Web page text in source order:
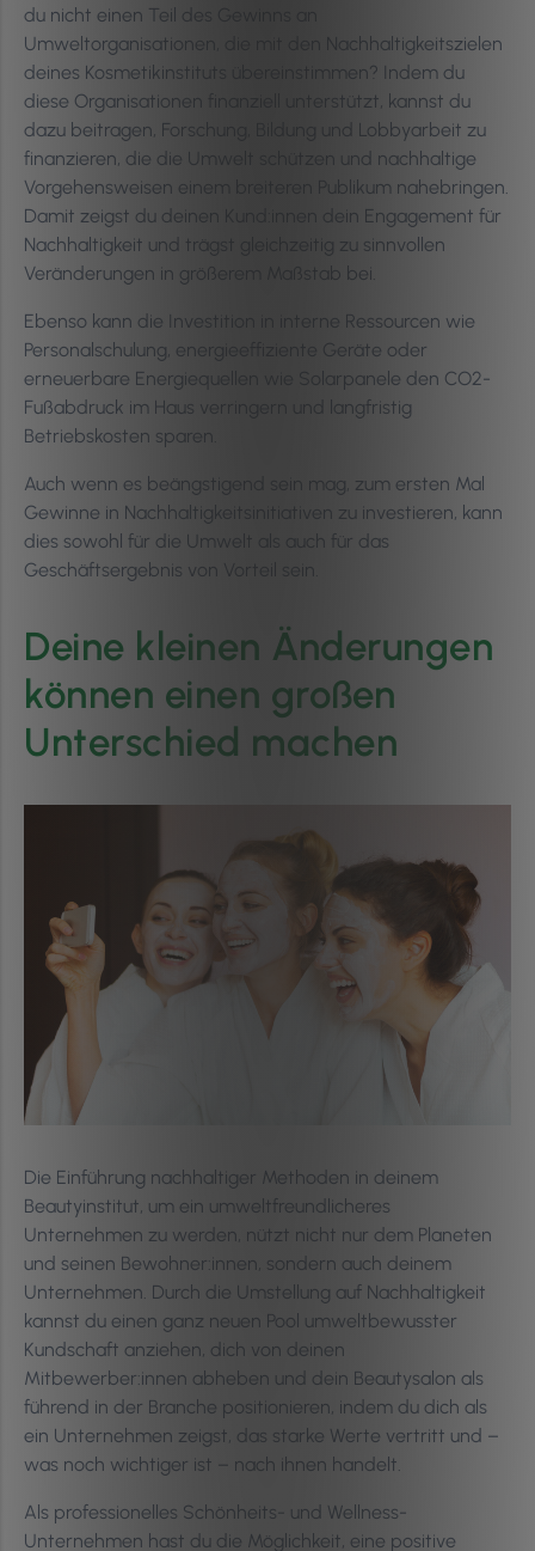
du nicht einen Teil des Gewinns an
Umweltorganisationen, die mit den Nachhaltigkeitszielen
deines Kosmetikinstituts übereinstimmen? Indem du
diese Organisationen finanziell unterstützt, kannst du
dazu beitragen, Forschung, Bildung und Lobbyarbeit zu
finanzieren, die die Umwelt schützen und nachhaltige
Vorgehensweisen einem breiteren Publikum nahebringen.
Damit zeigst du deinen Kund:innen dein Engagement für
Nachhaltigkeit und trägst gleichzeitig zu sinnvollen
Veränderungen in größerem Maßstab bei.
Ebenso kann die Investition in interne Ressourcen wie
Personalschulung, energieeffiziente Geräte oder
erneuerbare Energiequellen wie Solarpanele den CO2-
Fußabdruck im Haus verringern und langfristig
Betriebskosten sparen.
Auch wenn es beängstigend sein mag, zum ersten Mal
Gewinne in Nachhaltigkeitsinitiativen zu investieren, kann
dies sowohl für die Umwelt als auch für das
Geschäftsergebnis von Vorteil sein.
Deine kleinen Änderungen
können einen großen
Unterschied machen
Die Einführung nachhaltiger Methoden in deinem
Beautyinstitut, um ein umweltfreundlicheres
Unternehmen zu werden, nützt nicht nur dem Planeten
und seinen Bewohner:innen, sondern auch deinem
Unternehmen. Durch die Umstellung auf Nachhaltigkeit
kannst du einen ganz neuen Pool umweltbewusster
Kundschaft anziehen, dich von deinen
Mitbewerber:innen abheben und dein Beautysalon als
führend in der Branche positionieren, indem du dich als
ein Unternehmen zeigst, das starke Werte vertritt und –
was noch wichtiger ist – nach ihnen handelt.
Als professionelles Schönheits- und Wellness-
Unternehmen hast du die Möglichkeit, eine positive